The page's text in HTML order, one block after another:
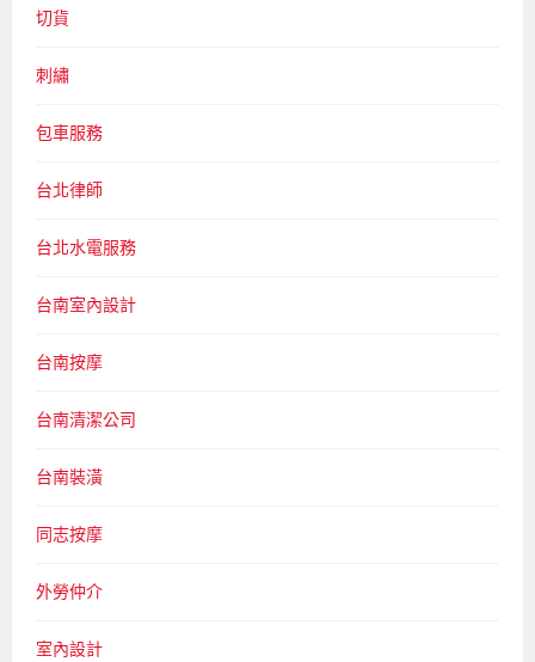
切貨
刺繡
包車服務
台北律師
台北水電服務
台南室內設計
台南按摩
台南清潔公司
台南裝潢
同志按摩
外勞仲介
室內設計